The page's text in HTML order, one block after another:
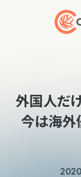
トッ
外国人だ
今は海外